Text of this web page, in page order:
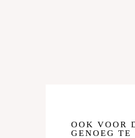
OOK VOOR
GENOEG TE